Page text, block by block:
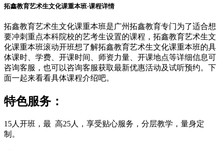
拓鑫教育艺术生文化课重本班-课程详情
拓鑫教育艺术生文化课重本班是广州拓鑫教育专门为了适合想
要冲刺重点本科院校的艺考生设置的课程，拓鑫教育艺术生文
化课重本班滚动开班想了解拓鑫教育艺术生文化课重本班的具
体课时、学费、开课时间、师资力量、开课地点等详细信息可
咨询客服，也可以咨询客服获取最新优惠活动及试听预约。下
面一起来看看具体课程介绍吧。
特色服务：
15人开班，最 高25人，享受贴心服务，分层教学，量身定
制。